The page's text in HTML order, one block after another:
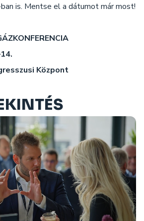
is. Mentse el a dátumot már most!
Központ